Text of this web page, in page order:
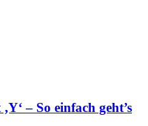
– So einfach geht’s